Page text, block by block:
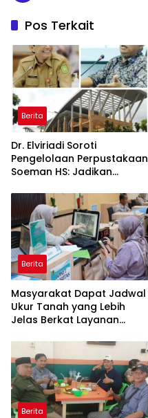
Pos Terkait
Berita
Dr. Elviriadi Soroti
Pengelolaan Perpustakaan
Soeman HS: Jadikan
Kawah Candradimuka
Intelektual
Berita
Masyarakat Dapat Jadwal
Ukur Tanah yang Lebih
Jelas Berkat Layanan
Berita